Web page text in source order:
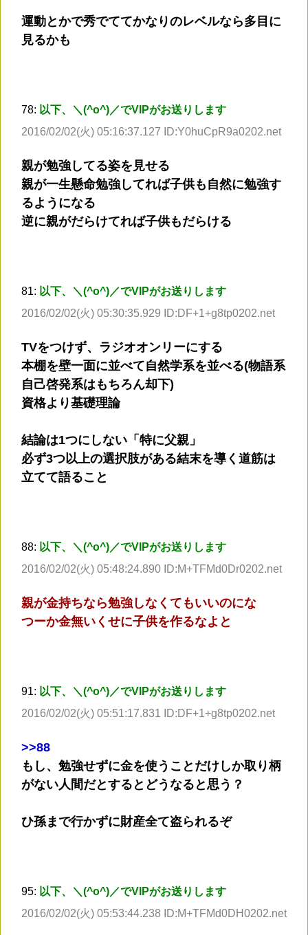
運動とかで秀でててかなりのレベルなら多目に
見るかも
78: 以下、＼(^o^)／でVIPがお送りします
2016/02/02(火) 05:16:37.127 ID:Y0huCpR9a0202.net
親が勉強してる姿を見せる
親が一生懸命勉強してれば子供も自然に勉強す
るようになる
逆に親がだらけてれば子供もだらける
81: 以下、＼(^o^)／でVIPがお送りします
2016/02/02(火) 05:30:35.929 ID:DF+1+g8tp0202.net
TVをつけず、ラジオオンリーにする
本棚を壁一面に並べて自然学系を並べる(物語系
自己啓発系はもちろん却下)
資格より基礎理論
結論は1つにしない「特に父親」
必ず3つ以上の選択肢がある結末を導く道筋は
立てて語ること
88: 以下、＼(^o^)／でVIPがお送りします
2016/02/02(火) 05:48:24.890 ID:M+TFMd0Dr0202.net
親が金持ちなら勉強しなくてもいいのにな
つーか金無いくせに子供を作るなよと
91: 以下、＼(^o^)／でVIPがお送りします
2016/02/02(火) 05:51:17.831 ID:DF+1+g8tp0202.net
>>88
もし、勉強せずに金を使うことだけしか取り柄
がない人間だとするとどうなると思う？
ひ孫まで行かずに財産全て盗られるぞ
95: 以下、＼(^o^)／でVIPがお送りします
2016/02/02(火) 05:53:44.238 ID:M+TFMd0DH0202.net